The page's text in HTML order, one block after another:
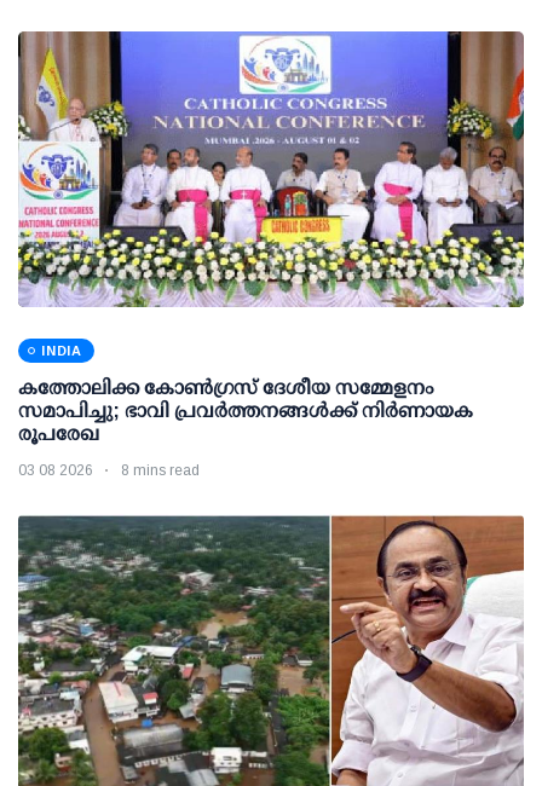
INDIA
കത്തോലിക്ക കോൺഗ്രസ് ദേശീയ സമ്മേളനം
സമാപിച്ചു; ഭാവി പ്രവർത്തനങ്ങൾക്ക് നിർണായക
രൂപരേഖ
03 08 2026 8 mins read